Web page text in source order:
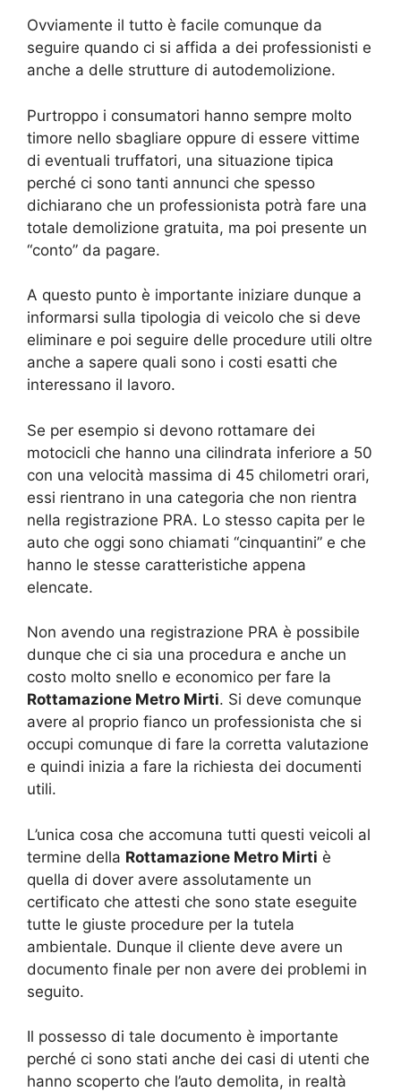
Ovviamente il tutto è facile comunque da
seguire quando ci si affida a dei professionisti e
anche a delle strutture di autodemolizione.
Purtroppo i consumatori hanno sempre molto
timore nello sbagliare oppure di essere vittime
di eventuali truffatori, una situazione tipica
perché ci sono tanti annunci che spesso
dichiarano che un professionista potrà fare una
totale demolizione gratuita, ma poi presente un
“conto” da pagare.
A questo punto è importante iniziare dunque a
informarsi sulla tipologia di veicolo che si deve
eliminare e poi seguire delle procedure utili oltre
anche a sapere quali sono i costi esatti che
interessano il lavoro.
Se per esempio si devono rottamare dei
motocicli che hanno una cilindrata inferiore a 50
con una velocità massima di 45 chilometri orari,
essi rientrano in una categoria che non rientra
nella registrazione PRA. Lo stesso capita per le
auto che oggi sono chiamati “cinquantini” e che
hanno le stesse caratteristiche appena
elencate.
Non avendo una registrazione PRA è possibile
dunque che ci sia una procedura e anche un
costo molto snello e economico per fare la
Rottamazione Metro Mirti. Si deve comunque
avere al proprio fianco un professionista che si
occupi comunque di fare la corretta valutazione
e quindi inizia a fare la richiesta dei documenti
utili.
L’unica cosa che accomuna tutti questi veicoli al
termine della Rottamazione Metro Mirti è
quella di dover avere assolutamente un
certificato che attesti che sono state eseguite
tutte le giuste procedure per la tutela
ambientale. Dunque il cliente deve avere un
documento finale per non avere dei problemi in
seguito.
Il possesso di tale documento è importante
perché ci sono stati anche dei casi di utenti che
hanno scoperto che l’auto demolita, in realtà